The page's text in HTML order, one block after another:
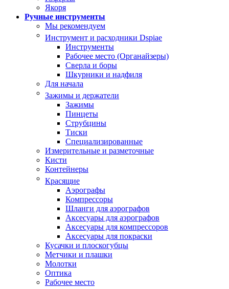
Якоря
Ручные инструменты
Мы рекомендуем
Инструмент и расходники Dspiae
Инструменты
Рабочее место (Органайзеры)
Сверла и боры
Шкурники и надфиля
Для начала
Зажимы и держатели
Зажимы
Пинцеты
Струбцины
Тиски
Специализированные
Измерительные и разметочные
Кисти
Контейнеры
Красящие
Аэрографы
Компрессоры
Шланги для аэрографов
Аксесуары для аэрографов
Аксесуары для компрессоров
Аксесуары для покраски
Кусачки и плоскогубцы
Метчики и плашки
Молотки
Оптика
Рабочее место